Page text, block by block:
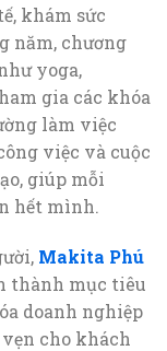
khám sức
năm, chương
yoga,
gia các khóa
làm việc
việc và cuộc
giúp mỗi
hết mình.
Makita Phú
thành mục tiêu
doanh nghiệp
cho khách